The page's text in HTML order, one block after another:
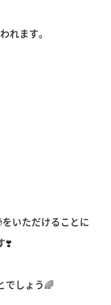
れます。
いただけることに
❣️
でしょう🌈